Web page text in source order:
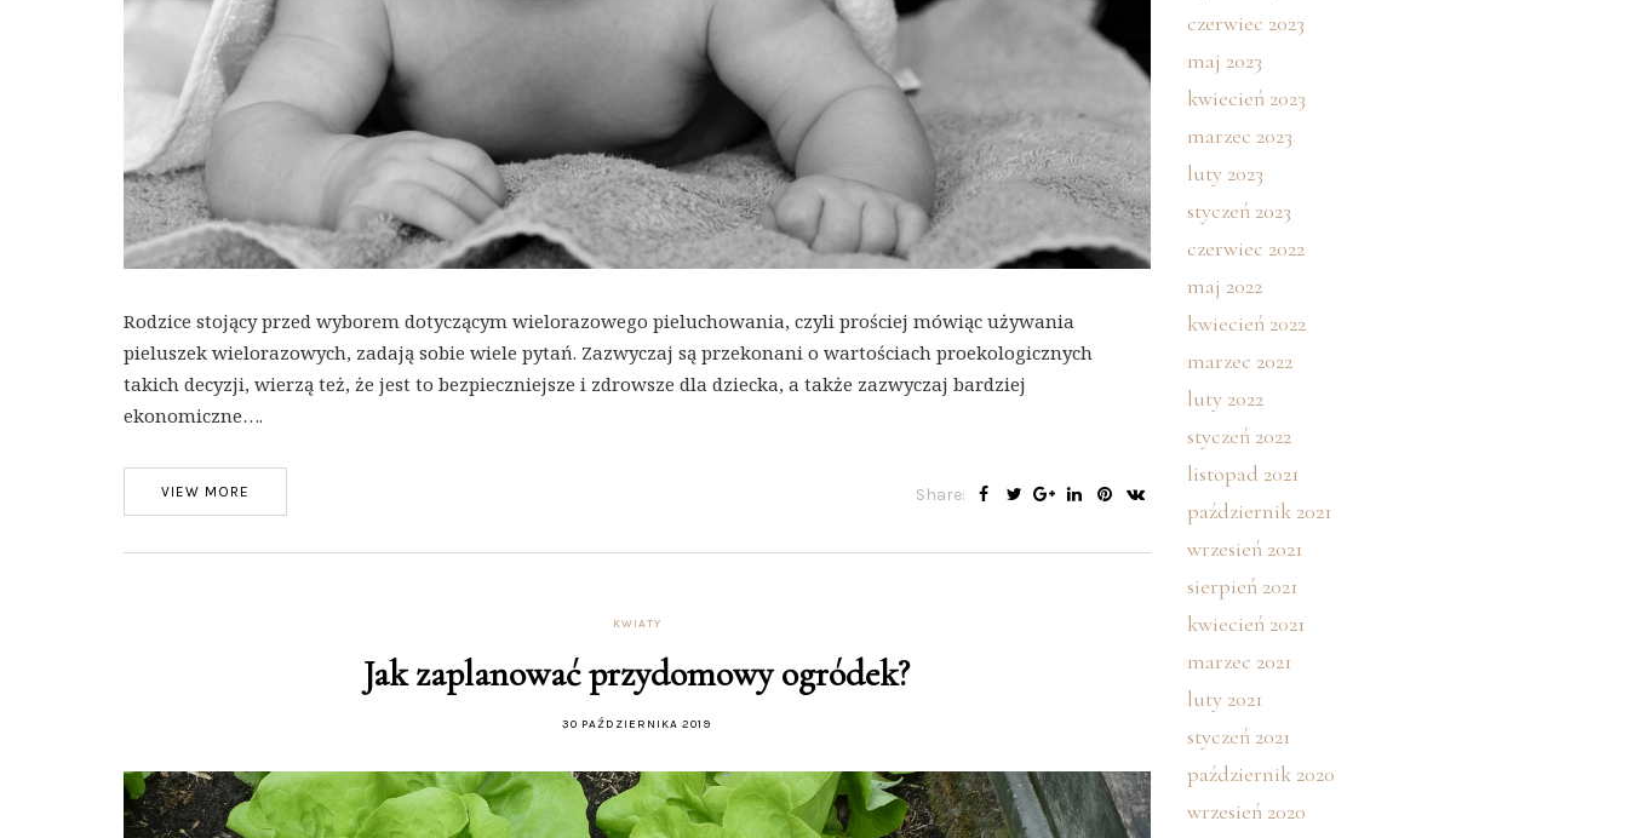
Rodzice stojący przed wyborem dotyczącym wielorazowego pieluchowania, czyli prościej mówiąc używania
pieluszek wielorazowych, zadają sobie wiele pytań. Zazwyczaj są przekonani o wartościach proekologicznych
takich decyzji, wierzą też, że jest to bezpieczniejsze i zdrowsze dla dziecka, a także zazwyczaj bardziej
ekonomiczne….
VIEW MORE Share:
KWIATY
Jak zaplanować przydomowy ogródek?
30 PAŹDZIERNIKA 2019
czerwiec 2023
maj 2023
kwiecień 2023
marzec 2023
luty 2023
styczeń 2023
czerwiec 2022
maj 2022
kwiecień 2022
marzec 2022
luty 2022
styczeń 2022
listopad 2021
październik 2021
wrzesień 2021
sierpień 2021
kwiecień 2021
marzec 2021
luty 2021
styczeń 2021
październik 2020
wrzesień 2020